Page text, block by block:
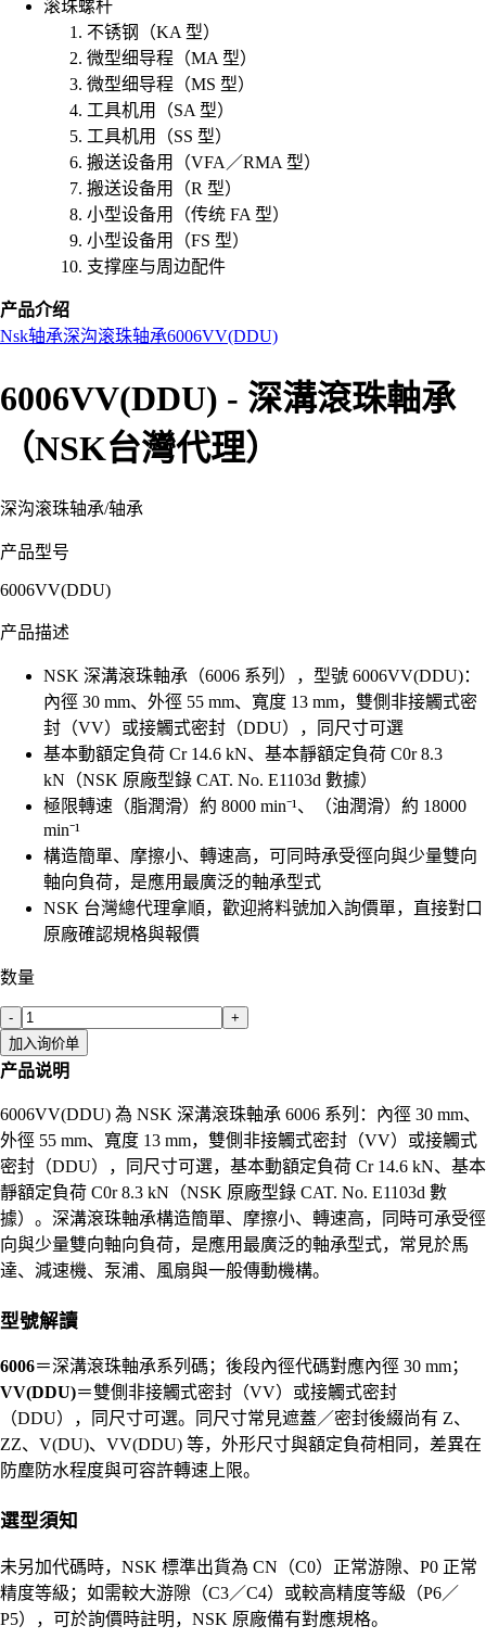
滚珠螺杆
不锈钢（KA 型）
微型细导程（MA 型）
微型细导程（MS 型）
工具机用（SA 型）
工具机用（SS 型）
搬送设备用（VFA／RMA 型）
搬送设备用（R 型）
小型设备用（传统 FA 型）
小型设备用（FS 型）
支撑座与周边配件
产品介绍
Nsk轴承深沟滚珠轴承6006VV(DDU)
6006VV(DDU) - 深溝滾珠軸承
（NSK台灣代理）
深沟滚珠轴承/轴承
产品型号
6006VV(DDU)
产品描述
NSK 深溝滾珠軸承（6006 系列），型號 6006VV(DDU)：
內徑 30 mm、外徑 55 mm、寬度 13 mm，雙側非接觸式密
封（VV）或接觸式密封（DDU），同尺寸可選
基本動額定負荷 Cr 14.6 kN、基本靜額定負荷 C0r 8.3
kN（NSK 原廠型錄 CAT. No. E1103d 數據）
極限轉速（脂潤滑）約 8000 min⁻¹、（油潤滑）約 18000
min⁻¹
構造簡單、摩擦小、轉速高，可同時承受徑向與少量雙向
軸向負荷，是應用最廣泛的軸承型式
NSK 台灣總代理拿順，歡迎將料號加入詢價單，直接對口
原廠確認規格與報價
数量
-
+
加入询价单
产品说明
6006VV(DDU) 為 NSK 深溝滾珠軸承 6006 系列：內徑 30 mm、
外徑 55 mm、寬度 13 mm，雙側非接觸式密封（VV）或接觸式
密封（DDU），同尺寸可選，基本動額定負荷 Cr 14.6 kN、基本
靜額定負荷 C0r 8.3 kN（NSK 原廠型錄 CAT. No. E1103d 數
據）。深溝滾珠軸承構造簡單、摩擦小、轉速高，同時可承受徑
向與少量雙向軸向負荷，是應用最廣泛的軸承型式，常見於馬
達、減速機、泵浦、風扇與一般傳動機構。
型號解讀
6006＝深溝滾珠軸承系列碼；後段內徑代碼對應內徑 30 mm；
VV(DDU)＝雙側非接觸式密封（VV）或接觸式密封
（DDU），同尺寸可選。同尺寸常見遮蓋／密封後綴尚有 Z、
ZZ、V(DU)、VV(DDU) 等，外形尺寸與額定負荷相同，差異在
防塵防水程度與可容許轉速上限。
選型須知
未另加代碼時，NSK 標準出貨為 CN（C0）正常游隙、P0 正常
精度等級；如需較大游隙（C3／C4）或較高精度等級（P6／
P5），可於詢價時註明，NSK 原廠備有對應規格。